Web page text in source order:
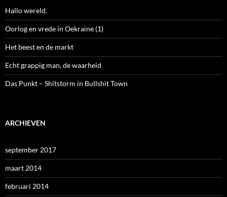
Hallo wereld.
Oorlog en vrede in Oekraïne (1)
Het beest en de markt
Echt grappig man, de waarheid
Das Punkt – Shitstorm in Bullshit Town
ARCHIEVEN
september 2017
maart 2014
februari 2014